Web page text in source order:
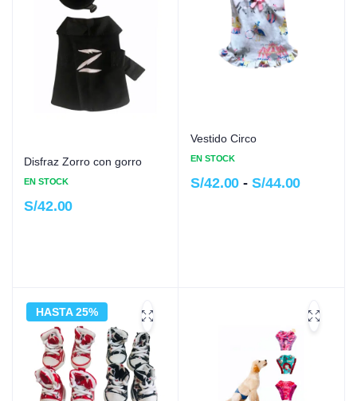
Disfraz Zorro con gorro
EN STOCK
S/42.00
Vestido Circo
EN STOCK
S/42.00 - S/44.00
26%
HASTA 25%